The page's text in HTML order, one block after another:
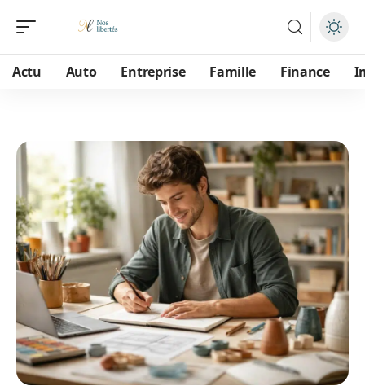
Actu Auto Entreprise Famille Finance